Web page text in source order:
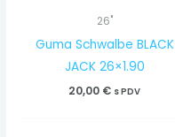
26"
Guma Schwalbe BLACK
JACK 26×1.90
20,00 € s PDV